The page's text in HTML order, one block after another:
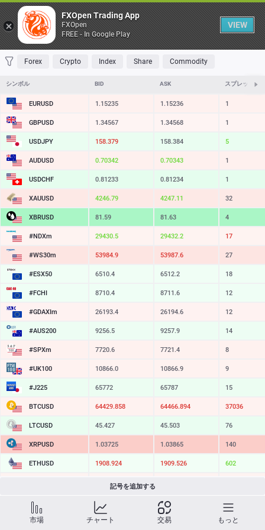
Table
FAVORITES MOST TRADED TOP RISERS TOP FALLERS MOST
Forex Crypto Index Share Commodity
シンボル BID ASK スプレッド
EURUSD 1.15235 1.15236 1
GBPUSD 1.34567 1.34568 1
USDJPY 158.379 158.384 5
AUDUSD 0.70342 0.70343 1
USDCHF 0.81233 0.81234 1
XAUUSD 4246.79 4247.11 32
XBRUSD 81.59 81.63 4
#NDXm 29430.5 29432.2 17
#WS30m 53984.9 53987.6 27
#ESX50 6510.4 6512.2 18
#FCHI 8710.4 8711.6 12
#GDAXIm 26193.4 26194.6 12
#AUS200 9256.5 9257.9 14
#SPXm 7720.6 7721.4 8
#UK100 10866.0 10866.9 9
#J225 65772 65787 15
BTCUSD 64429.858 64466.894 37036
LTCUSD 45.427 45.503 76
XRPUSD 1.03725 1.03865 140
ETHUSD 1908.924 1909.526 602
213.879
SOLUSD 73.01
TSLA 317.79 318.41 62
記号を追加する
市場 チャート 交易 もっと
FXOpen Trading App
FXOpen
FREE - In Google Play
VIEW